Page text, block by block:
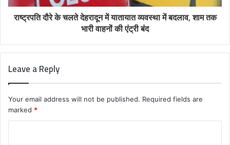
राष्ट्रपति दौरे के चलते देहरादून में यातायात व्यवस्था में बदलाव, शाम तक
भारी वाहनों की एंट्री बंद
Leave a Reply
Your email address will not be published. Required fields are
marked *